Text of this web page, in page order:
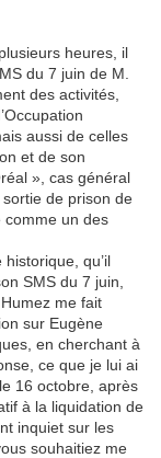
heures, il
du 7 juin de M.
des activités,
aussi de celles
et de son
», cas général
de prison de
comme un des
qu’il
SMS du 7 juin,
me fait
sur Eugène
en cherchant à
ce que je lui ai
16 octobre, après
à la liquidation de
inquiet sur les
souhaitiez me